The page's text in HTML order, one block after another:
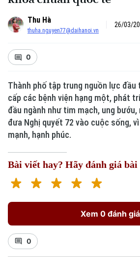
Thu Hà
thuha.nguyen77@daihanoi.vn
26/03/
0
Thành phố tập trung nguồn lực đầu
cấp các bệnh viện hạng một, phát
đầu ngành như tim mạch, ung
đưa Nghị quyết 72 vào cuộc sống,
mạnh, hạnh phúc.
Bài viết hay? Hãy đánh giá
Xem 0 đánh giá
0